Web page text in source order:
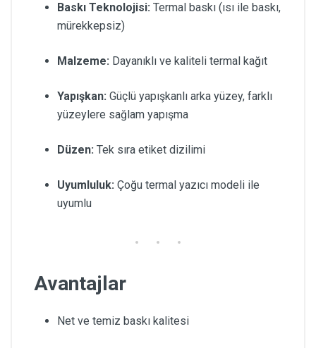
Baskı Teknolojisi: Termal baskı (ısı ile baskı,
mürekkepsiz)
Malzeme: Dayanıklı ve kaliteli termal kağıt
Yapışkan: Güçlü yapışkanlı arka yüzey, farklı
yüzeylere sağlam yapışma
Düzen: Tek sıra etiket dizilimi
Uyumluluk: Çoğu termal yazıcı modeli ile
uyumlu
Avantajlar
Net ve temiz baskı kalitesi